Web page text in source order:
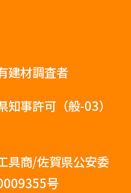
建材調査者
事許可（般-03）
商/佐賀県公安委
号